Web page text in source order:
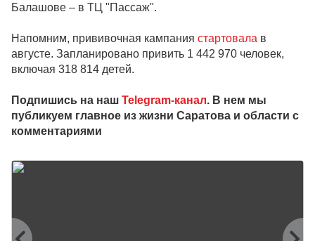
Балашове – в ТЦ "Пассаж".
Напомним, прививочная кампания стартовала в
августе. Запланировано привить 1 442 970 человек,
включая 318 814 детей.
Подпишись на наш Telegram-канал. В нем мы
публикуем главное из жизни Саратова и области с
комментариями